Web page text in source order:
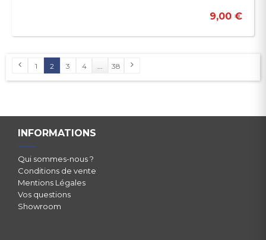
9,00 €
1 2 3 4 38
INFORMATIONS
Qui sommes-nous ?
Conditions de vente
Mentions Légales
Vos questions
Showroom